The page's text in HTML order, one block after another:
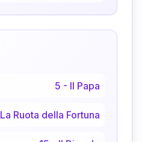
5 - Il Papa
La Ruota della Fortuna